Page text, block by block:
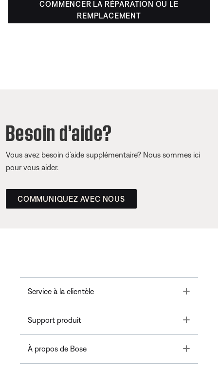
COMMENCER LA RÉPARATION OU LE
REMPLACEMENT
Besoin d’aide?
Vous avez besoin d’aide supplémentaire? Nous sommes ici
pour vous aider.
COMMUNIQUEZ AVEC NOUS
Service à la clientèle Toggle
Support produit Toggle
À propos de Bose Toggle